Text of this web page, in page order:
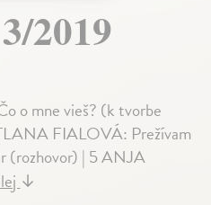
2019
o mne vieš? (k tvorbe
FIALOVÁ: Prežívam
(rozhovor) | 5 ANJA
↓